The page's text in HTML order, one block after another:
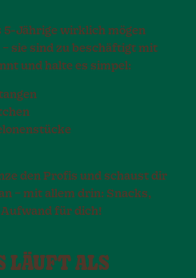
5-Jährige wirklich mögen
sie sind zu beschäftigt mit
und halte es simpel:
den Profis und schaust dir
– mit allem drin: Snacks,
für dich!
LÄUFT ALS